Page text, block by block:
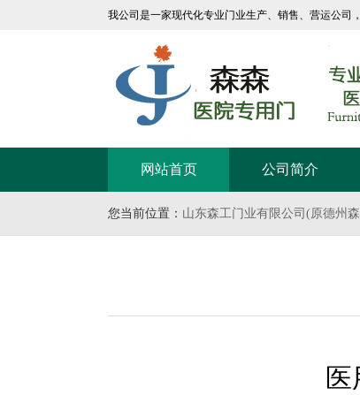
我公司是一家现代化专业门业生产、销售、营运公司
网站首页 公司简介
联系我们 医院专用门
您当前位置： 山东森工门业有限公司(原德州